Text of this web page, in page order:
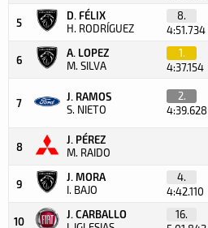
5
D. FÉLIX
H. RODRÍGUEZ
8.
4:51.734
6
A. LOPEZ
M. SILVA
1.
4:37.154
7
J. RAMOS
S. NIETO
2.
4:39.628
8
J. PÉREZ
M. RAIDO
9
J. MORA
I. BAJO
4.
4:42.110
10
J. CARBALLO
16.